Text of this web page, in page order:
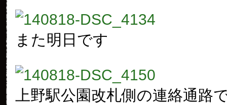
また明日です
上野駅公園改札側の連絡通路